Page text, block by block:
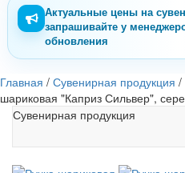
Актуальные цены на
запрашивайте у
обновления
Главная / Сувенирная продукция /
шариковая "Каприз Сильвер",
Сувенирная продукция